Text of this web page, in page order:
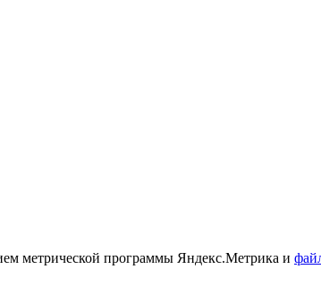
метрической программы Яндекс.Метрика и